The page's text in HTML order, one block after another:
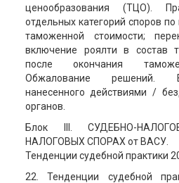
ценообразования (ТЦО).
отдельных категорий споров
таможенной стоимости;
включение роялти в состав
после окончания
Обжалование решений.
нанесенного действиями /
органов.
Блок ІІІ. СУДЕБНО-
НАЛОГОВЫХ СПОРАХ от ВАСУ.
Тенденции судебной практики
22. Тенденции судебной